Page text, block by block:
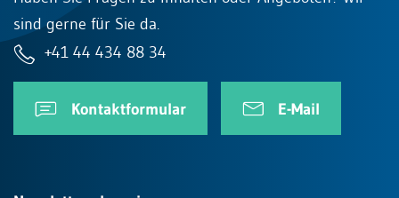
sind gerne für Sie da.
+41 44 434 88 34
Kontaktformular E-Mail